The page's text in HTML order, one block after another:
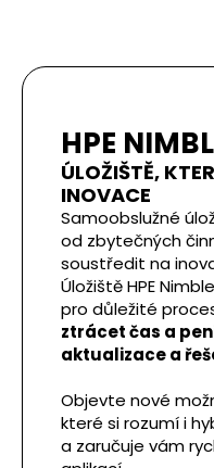
HPE
ÚLOŽIŠTĚ,
INOVACE
Samoobslužné
od zbytečných
soustředit na
Úložiště HPE
pro důležité
ztrácet čas a
aktualizace a
Objevte nové
které si rozumí i
a zaručuje vám